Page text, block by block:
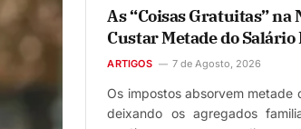
As “Coisas Gratuitas”
Custar Metade do Salário
ARTIGOS 7 de Agosto, 2026
Os impostos absorvem metade
deixando os agregados